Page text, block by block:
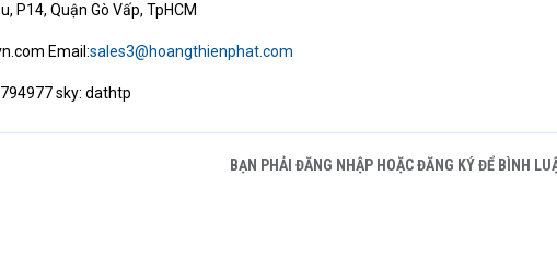
P14, Quận Gò Vấp, TpHCM
Email:sales3@hoangthienphat.com
sky: dathtp
BẠN PHẢI ĐĂNG NHẬP HOẶC ĐĂNG KÝ ĐỂ BÌNH